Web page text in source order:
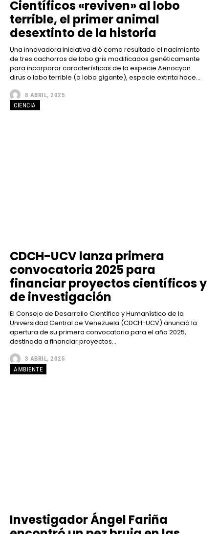
Científicos «reviven» al lobo
terrible, el primer animal
desextinto de la historia
Una innovadora iniciativa dió como resultado el nacimiento
de tres cachorros de lobo gris modificados genéticamente
para incorporar características de la especie Aenocyon
dirus o lobo terrible (o lobo gigante), especie extinta hace...
8 ABRIL, 2025
CIENCIA
CDCH-UCV lanza primera
convocatoria 2025 para
financiar proyectos científicos y
de investigación
El Consejo de Desarrollo Científico y Humanístico de la
Universidad Central de Venezuela (CDCH-UCV) anunció la
apertura de su primera convocatoria para el año 2025,
destinada a financiar proyectos...
3 ABRIL, 2025
AMBIENTE
Investigador Ángel Fariña